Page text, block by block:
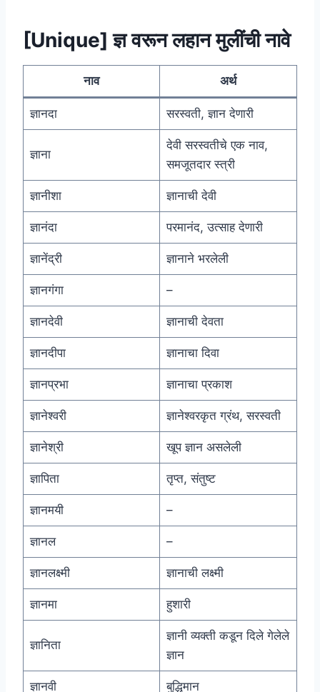
[Unique] ज्ञ वरून लहान मुलींची नावे
नाव अर्थ
ज्ञानदा सरस्वती, ज्ञान देणारी
ज्ञाना
देवी सरस्वतीचे एक नाव,
समजूतदार स्त्री
ज्ञानीशा ज्ञानाची देवी
ज्ञानंदा परमानंद, उत्साह देणारी
ज्ञानेंद्री ज्ञानाने भरलेली
ज्ञानगंगा –
ज्ञानदेवी ज्ञानाची देवता
ज्ञानदीपा ज्ञानाचा दिवा
ज्ञानप्रभा ज्ञानाचा प्रकाश
ज्ञानेश्वरी ज्ञानेश्वरकृत ग्रंथ, सरस्वती
ज्ञानेश्री खूप ज्ञान असलेली
ज्ञापिता तृप्त, संतुष्ट
ज्ञानमयी –
ज्ञानल –
ज्ञानलक्ष्मी ज्ञानाची लक्ष्मी
ज्ञानमा हुशारी
ज्ञानिता
ज्ञानी व्यक्ती कडून दिले गेलेले
ज्ञान
ज्ञानवी बुद्धिमान